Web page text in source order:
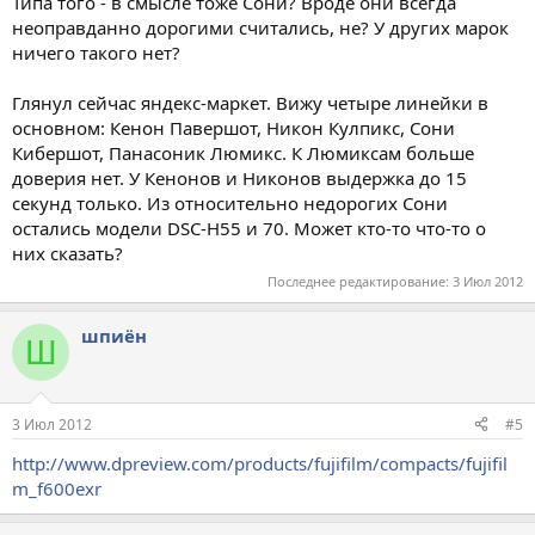
неоправданно дорогими считались, не? У других марок
ничего такого нет?
Глянул сейчас яндекс-маркет. Вижу четыре линейки в
основном: Кенон Павершот, Никон Кулпикс, Сони
Кибершот, Панасоник Люмикс. К Люмиксам больше
доверия нет. У Кенонов и Никонов выдержка до 15
секунд только. Из относительно недорогих Сони
остались модели DSC-H55 и 70. Может кто-то что-то о
них сказать?
Последнее редактирование: 3 Июл 2012
Ш шпиён
3 Июл 2012 #5
http://www.dpreview.com/products/fujifilm/compacts/fujifil
m_f600exr